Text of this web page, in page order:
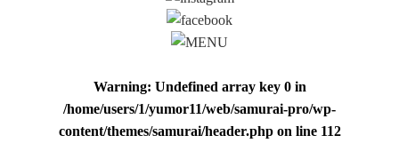
Warning: Undefined array key 0 in
/home/users/1/yumor11/web/samurai-pro/wp-
content/themes/samurai/header.phpon line 112